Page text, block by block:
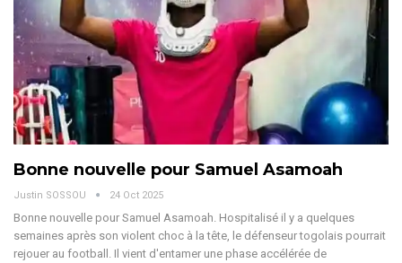
Bonne nouvelle pour Samuel Asamoah
Justin SOSSOU 24 Oct 2025
Bonne nouvelle pour Samuel Asamoah. Hospitalisé il y a quelques
semaines après son violent choc à la tête, le défenseur togolais pourrait
rejouer au football. Il vient d'entamer une phase accélérée de